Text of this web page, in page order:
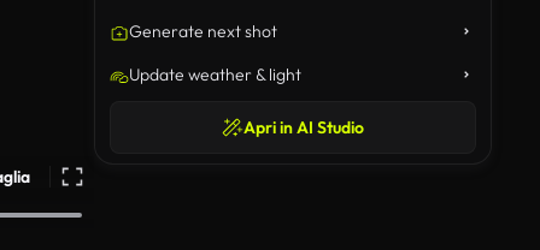
Generate next shot
Update weather & light
Apri in AI Studio